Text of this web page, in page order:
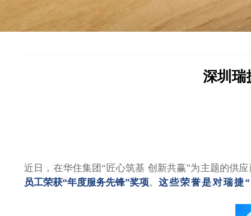
门店运营管理咨询
节能低碳及设施设备（SSS
深圳瑞
近日，在华住集团“匠心筑基 创新共赢”为主题的供
员工荣获“年度服务先锋”奖项。 这些荣誉是对瑞捷